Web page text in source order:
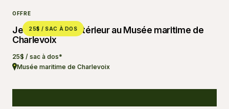
OFFRE
Jeu d’évasion extérieur au Musée maritime de
Charlevoix
25$ / SAC À DOS
25$ / sac à dos*
Musée maritime de Charlevoix